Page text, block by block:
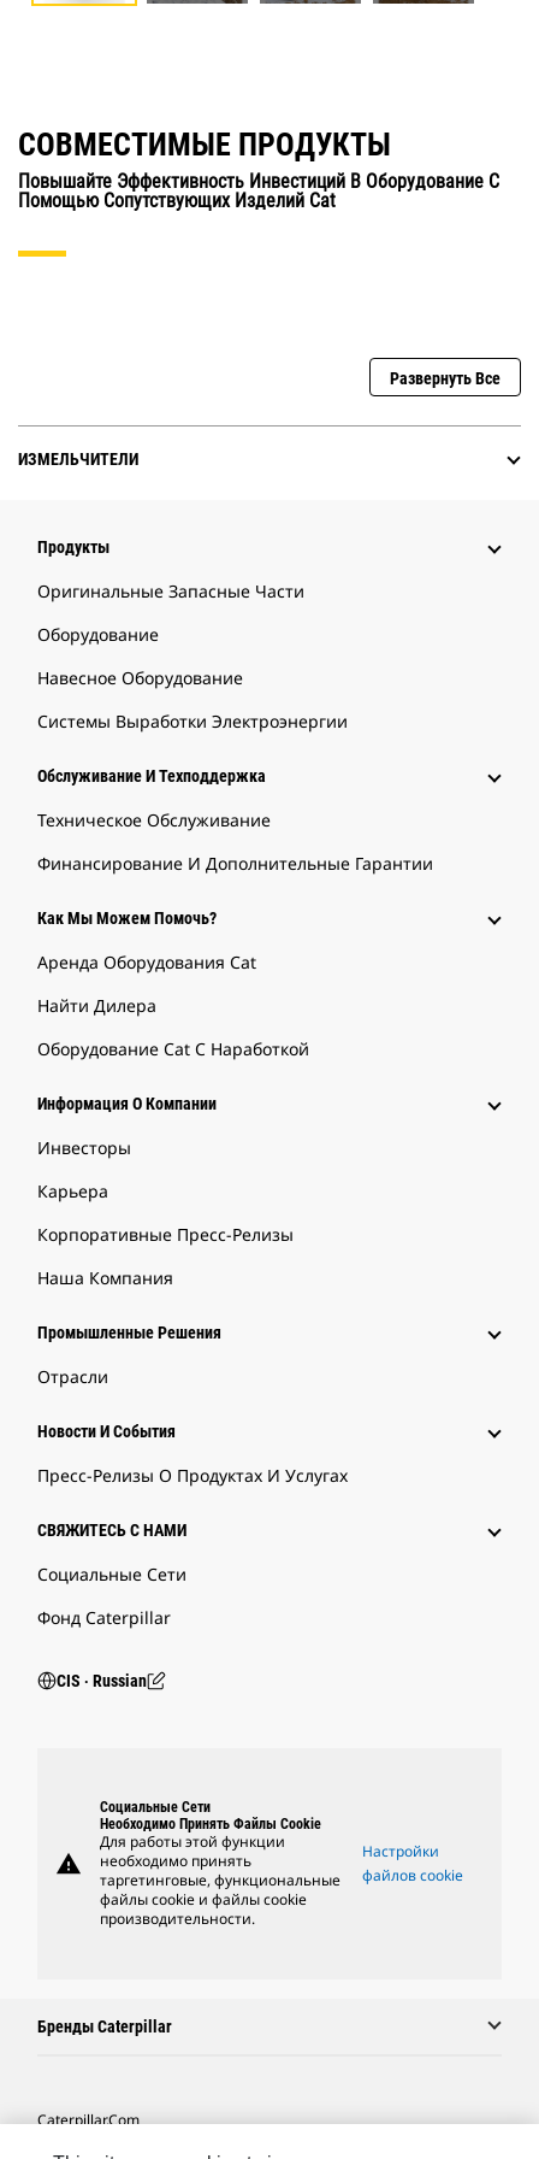
СОВМЕСТИМЫЕ ПРОДУКТЫ
Повышайте Эффективность Инвестиций В Оборудование С
Помощью Сопутствующих Изделий Cat
Развернуть Все
ИЗМЕЛЬЧИТЕЛИ
Продукты
Оригинальные Запасные Части
Оборудование
Навесное Оборудование
Системы Выработки Электроэнергии
Обслуживание И Техподдержка
Техническое Обслуживание
Финансирование И Дополнительные Гарантии
Как Мы Можем Помочь?
Аренда Оборудования Cat
Найти Дилера
Оборудование Cat С Наработкой
Информация О Компании
Инвесторы
Карьера
Корпоративные Пресс-Релизы
Наша Компания
Промышленные Решения
Отрасли
Новости И События
Пресс-Релизы О Продуктах И Услугах
СВЯЖИТЕСЬ С НАМИ
Социальные Сети
Фонд Caterpillar
CIS ‧ Russian
warning
Социальные Сети
Необходимо Принять Файлы Cookie
Для работы этой функции
необходимо принять
таргетинговые, функциональные
файлы cookie и файлы cookie
производительности.
Настройки
файлов cookie
Бренды Caterpillar
Caterpillar.com